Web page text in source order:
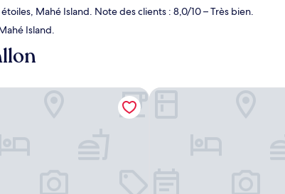
Mahé Island. Note des clients : 8,0/10 – Très bien.
Island.
Villa Room-effies Mountain